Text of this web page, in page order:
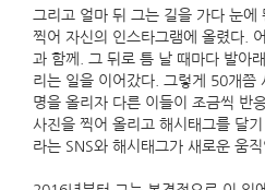
그리고 얼마 뒤 그는 길을 가다 눈에
찍어 자신의 인스타그램에 올렸다.
과 함께. 그 뒤로 틈 날 때마다 발아
리는 일을 이어갔다. 그렇게 50개쯤
명을 올리자 다른 이들이 조금씩 반
사진을 찍어 올리고 해시태그를 달
라는 SNS와 해시태그가 새로운 움